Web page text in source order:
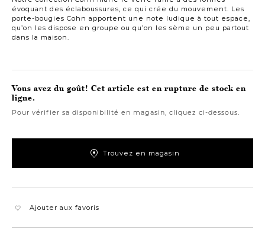
évoquant des éclaboussures, ce qui crée du mouvement. Les
porte-bougies Cohn apportent une note ludique à tout espace,
qu’on les dispose en groupe ou qu’on les sème un peu partout
dans la maison.
Vous avez du goût! Cet article est en rupture de stock en
ligne.
Pour vérifier sa disponibilité en magasin, cliquez ci-dessous.
Trouvez en magasin
Ajouter aux favoris